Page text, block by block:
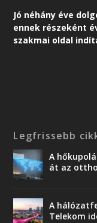
Jó néhány éve
ennek részeként é
szakmai oldal
Legfrissebb
A
át az
A
Telekom